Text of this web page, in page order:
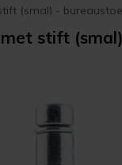
(smal) -
stift